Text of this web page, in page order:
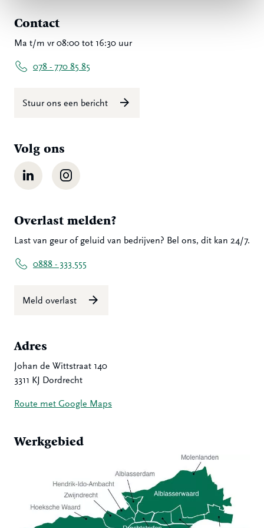
Contact
Ma t/m vr 08:00 tot 16:30 uur
078 - 770 85 85
Stuur ons een bericht
Volg ons
LinkedIn Instagram
Overlast melden?
Last van geur of geluid van bedrijven? Bel ons, dit kan 24/7.
0888 - 333 555
Meld overlast
Adres
Johan de Wittstraat 140
3311 KJ Dordrecht
Route met Google Maps
Werkgebied